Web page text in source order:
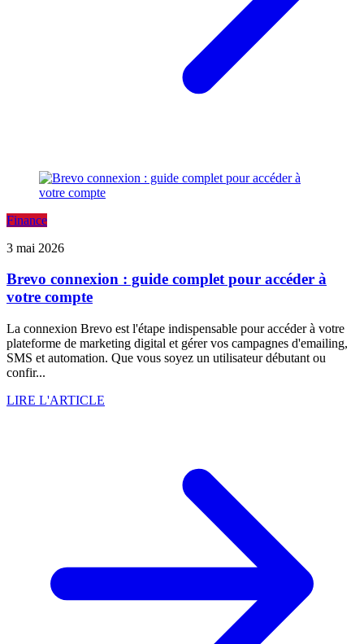
Finance
3 mai 2026
Brevo connexion : guide complet pour accéder à
votre compte
La connexion Brevo est l'étape indispensable pour accéder à votre
plateforme de marketing digital et gérer vos campagnes d'emailing,
SMS et automation. Que vous soyez un utilisateur débutant ou
confir...
LIRE L'ARTICLE